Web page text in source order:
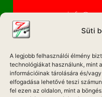
Süti
A legjobb felhasználói élmény
technológiákat használunk, mint
információinak tárolására és/
elfogadása lehetővé teszi
fel ezen az oldalon, mint a